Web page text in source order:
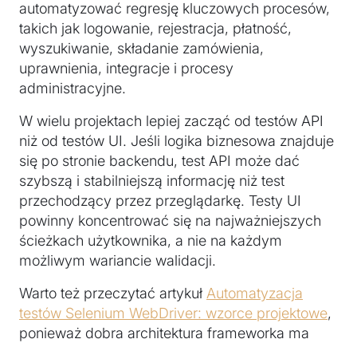
automatyzować regresję kluczowych procesów,
takich jak logowanie, rejestracja, płatność,
wyszukiwanie, składanie zamówienia,
uprawnienia, integracje i procesy
administracyjne.
W wielu projektach lepiej zacząć od testów API
niż od testów UI. Jeśli logika biznesowa znajduje
się po stronie backendu, test API może dać
szybszą i stabilniejszą informację niż test
przechodzący przez przeglądarkę. Testy UI
powinny koncentrować się na najważniejszych
ścieżkach użytkownika, a nie na każdym
możliwym wariancie walidacji.
Warto też przeczytać artykuł Automatyzacja
testów Selenium WebDriver: wzorce projektowe,
ponieważ dobra architektura frameworka ma